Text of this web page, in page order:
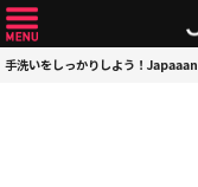
手洗いをしっかりしよう！Japaaan